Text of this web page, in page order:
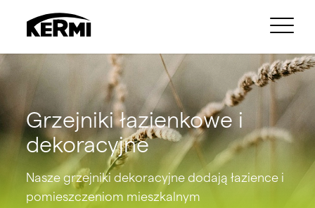
Grzejniki łazienkowe i
dekoracyjne
Nasze grzejniki dekoracyjne dodają łazience i
pomieszczeniom mieszkalnym